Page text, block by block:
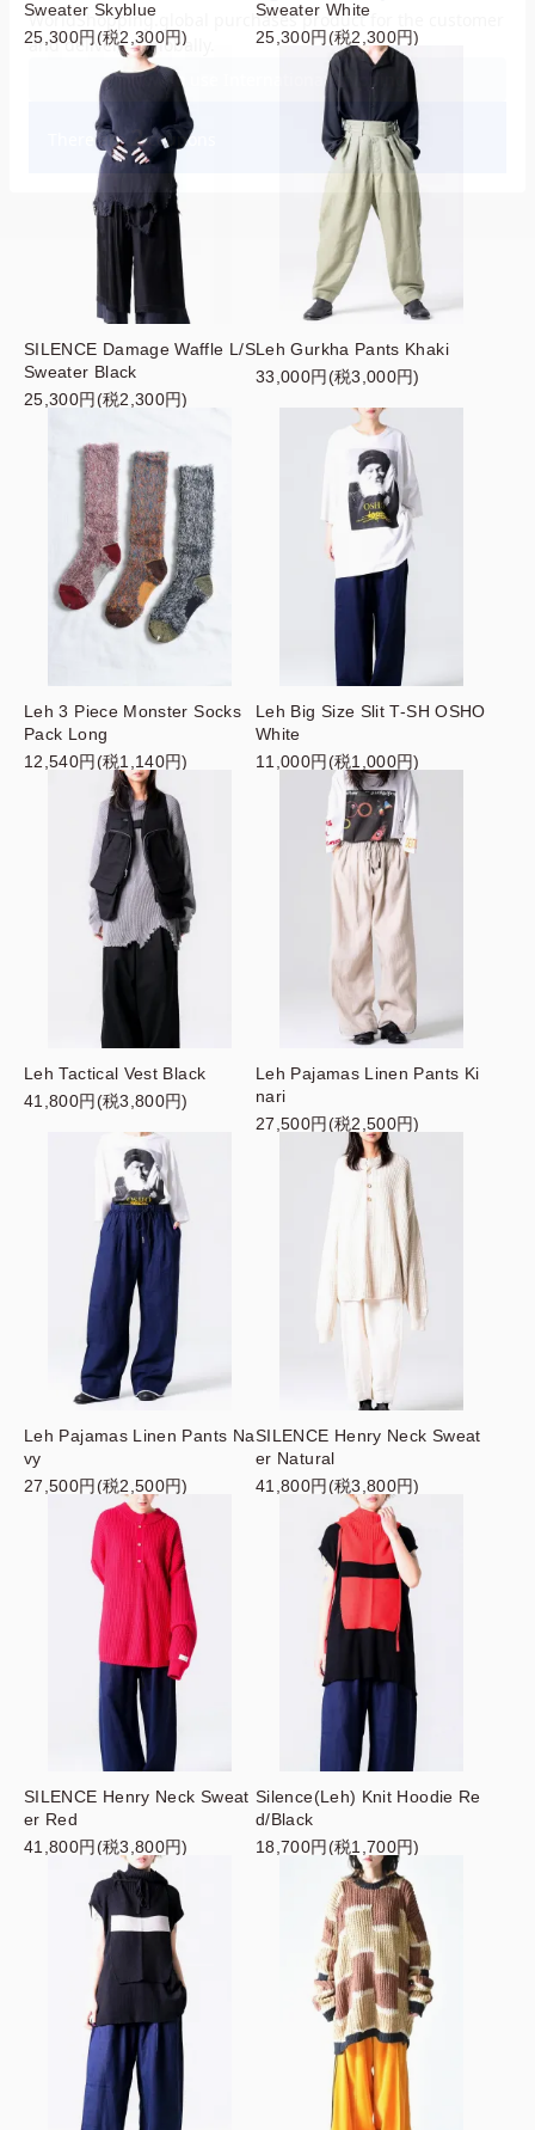
Sweater Skyblue
25,300円(税2,300円)
Sweater White
25,300円(税2,300円)
SILENCE Damage Waffle L/S
Sweater Black
25,300円(税2,300円)
Leh Gurkha Pants Khaki
33,000円(税3,000円)
Leh 3 Piece Monster Socks
Pack Long
12,540円(税1,140円)
Leh Big Size Slit T-SH OSHO
White
11,000円(税1,000円)
Leh Tactical Vest Black
41,800円(税3,800円)
Leh Pajamas Linen Pants Ki
nari
27,500円(税2,500円)
Leh Pajamas Linen Pants Na
vy
27,500円(税2,500円)
SILENCE Henry Neck Sweat
er Natural
41,800円(税3,800円)
SILENCE Henry Neck Sweat
er Red
41,800円(税3,800円)
Silence(Leh) Knit Hoodie Re
d/Black
18,700円(税1,700円)